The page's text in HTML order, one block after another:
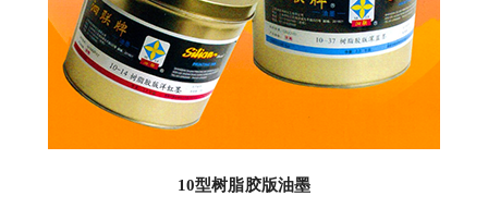
10型树脂胶版油墨